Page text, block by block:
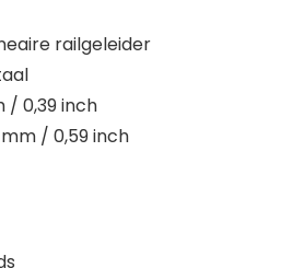
railgeleider
/ 0,39 inch
/ 0,59 inch